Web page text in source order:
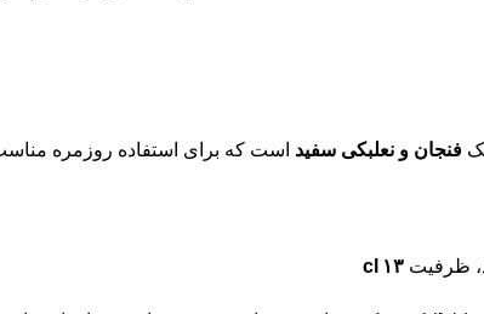
فنجان و نعلبکی سفید است که برای استفاده روزمره
۱۳ cl